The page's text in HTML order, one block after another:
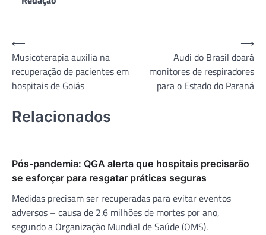
Navegação
de
Post
⟵
Musicoterapia auxilia na
recuperação de pacientes em
hospitais de Goiás
Audi do Brasil doará
monitores de respiradores
para o Estado do Paraná
⟶
Relacionados
Pós-pandemia: QGA alerta que hospitais precisarão
se esforçar para resgatar práticas seguras
Medidas precisam ser recuperadas para evitar eventos
adversos – causa de 2.6 milhões de mortes por ano,
segundo a Organização Mundial de Saúde (OMS).